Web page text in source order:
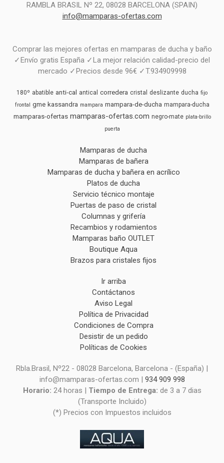
RAMBLA BRASIL Nº 22, 08028 BARCELONA (SPAIN)
info@mamparas-ofertas.com
Comprar las mejores ofertas en mamparas de ducha y baño
✓Envío gratis España ✓La mejor relación calidad-precio del
mercado ✓Precios desde 96€ ✓T.934909998
180º abatible anti-cal antical corredera cristal deslizante ducha fijo
frontal
gme kassandra mampara mampara-de-ducha mampara-ducha
mamparas-ofertas mamparas-ofertas.com negro-mate plata-brillo
puerta
Mamparas de ducha
Mamparas de bañera
Mamparas de ducha y bañera en acrílico
Platos de ducha
Servicio técnico montaje
Puertas de paso de cristal
Columnas y grifería
Recambios y rodamientos
Mamparas baño OUTLET
Boutique Aqua
Brazos para cristales fijos
Ir arriba
Contáctanos
Aviso Legal
Política de Privacidad
Condiciones de Compra
Desistir de un pedido
Políticas de Cookies
Rbla.Brasil, Nº22 - 08028 Barcelona, Barcelona - (España) |
info@mamparas-ofertas.com | 934 909 998
Horario: 24 horas | Tiempo de Entrega: de 3 a 7 dias
(Transporte Incluido)
(*) Precios con Impuestos incluidos